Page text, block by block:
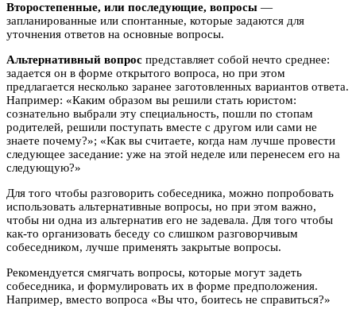
Второстепенные, или последующие, вопросы —
запланированные или спонтанные, которые задаются для
уточнения ответов на основные вопросы.
Альтернативный вопрос представляет собой нечто среднее:
задается он в форме открытого вопроса, но при этом
предлагается несколько заранее заготовленных вариантов ответа.
Например: «Каким образом вы решили стать юристом:
сознательно выбрали эту специальность, пошли по стопам
родителей, решили поступать вместе с другом или сами не
знаете почему?»; «Как вы считаете, когда нам лучше провести
следующее заседание: уже на этой неделе или перенесем его на
следующую?»
Для того чтобы разговорить собеседника, можно попробовать
использовать альтернативные вопросы, но при этом важно,
чтобы ни одна из альтернатив его не задевала. Для того чтобы
как-то организовать беседу со слишком разговорчивым
собеседником, лучше применять закрытые вопросы.
Рекомендуется смягчать вопросы, которые могут задеть
собеседника, и формулировать их в форме предположения.
Например, вместо вопроса «Вы что, боитесь не справиться?»